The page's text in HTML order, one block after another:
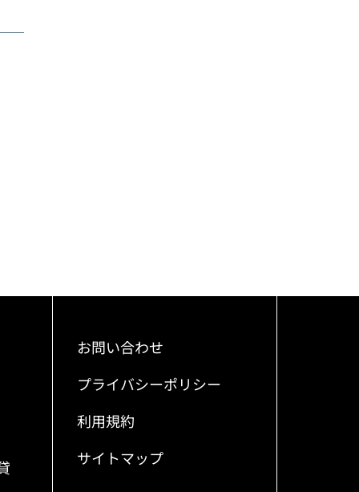
お問い合わせ
プライバシーポリシー
利用規約
サイトマップ